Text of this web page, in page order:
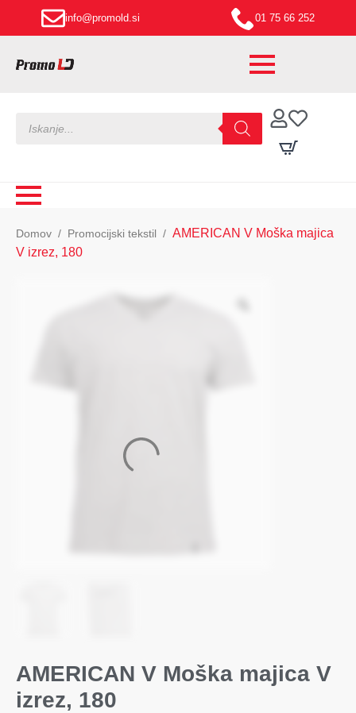
info@promold.si 01 75 66 252
search
Domov Promocijski tekstil
AMERICAN V Moška majica
V izrez, 180
AMERICAN V Moška majica V
izrez, 180